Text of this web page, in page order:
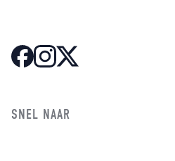
SNEL NAAR